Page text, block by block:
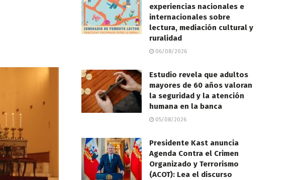
experiencias nacionales e
internacionales sobre
lectura, mediación cultural y
ruralidad
06/08/2026
Estudio revela que adultos
mayores de 60 años valoran
la seguridad y la atención
humana en la banca
05/08/2026
Presidente Kast anuncia
Agenda Contra el Crimen
Organizado y Terrorismo
(ACOT): Lea el discurso